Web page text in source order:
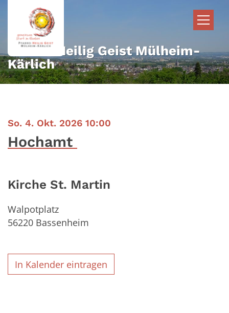
Zum Inhalt springen
Pfarrei Heilig Geist Mülheim-
Kärlich
So. 4. Okt. 2026 10:00
Hochamt
Kirche St. Martin
Walpotplatz
56220 Bassenheim
In Kalender eintragen